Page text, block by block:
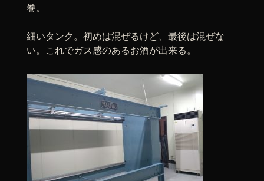
巻。
細いタンク。初めは混ぜるけど、最後は混ぜな
い。これでガス感のあるお酒が出来る。